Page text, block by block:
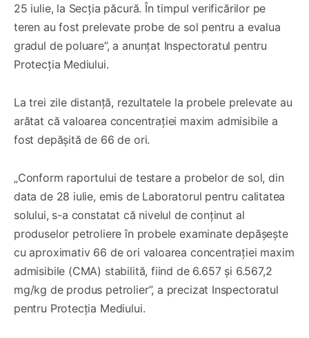
25 iulie, la Secția păcură. În timpul verificărilor pe
teren au fost prelevate probe de sol pentru a evalua
gradul de poluare”, a anunțat Inspectoratul pentru
Protecția Mediului.
La trei zile distanță, rezultatele la probele prelevate au
arătat că valoarea concentrației maxim admisibile a
fost depășită de 66 de ori.
„Conform raportului de testare a probelor de sol, din
data de 28 iulie, emis de Laboratorul pentru calitatea
solului, s-a constatat că nivelul de conținut al
produselor petroliere în probele examinate depășește
cu aproximativ 66 de ori valoarea concentrației maxim
admisibile (CMA) stabilită, fiind de 6.657 și 6.567,2
mg/kg de produs petrolier”, a precizat Inspectoratul
pentru Protecția Mediului.